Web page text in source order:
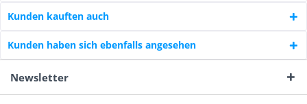
Kunden kauften auch
Kunden haben sich ebenfalls angesehen
Newsletter